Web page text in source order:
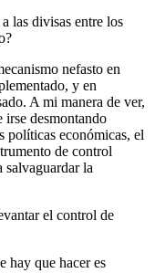
las divisas entre los
nefasto en
y en
A mi manera de ver,
irse desmontando
políticas económicas, el
de control
la
el control de
hay que hacer es